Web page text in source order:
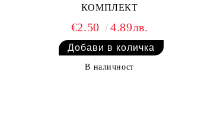
КОМПЛЕКТ
€2.50 4.89лв.
В наличност